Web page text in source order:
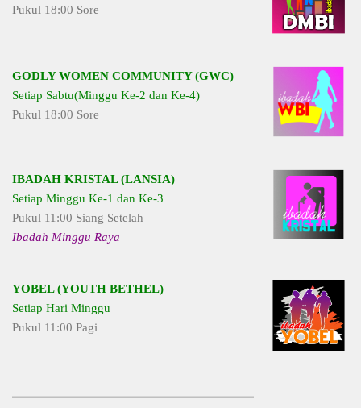
Pukul 18:00 Sore
GODLY WOMEN COMMUNITY (GWC)
Setiap Sabtu(Minggu Ke-2 dan Ke-4)
Pukul 18:00 Sore
IBADAH KRISTAL (LANSIA)
Setiap Minggu Ke-1 dan Ke-3
Pukul 11:00 Siang Setelah
Ibadah Minggu Raya
YOBEL (YOUTH BETHEL)
Setiap Hari Minggu
Pukul 11:00 Pagi